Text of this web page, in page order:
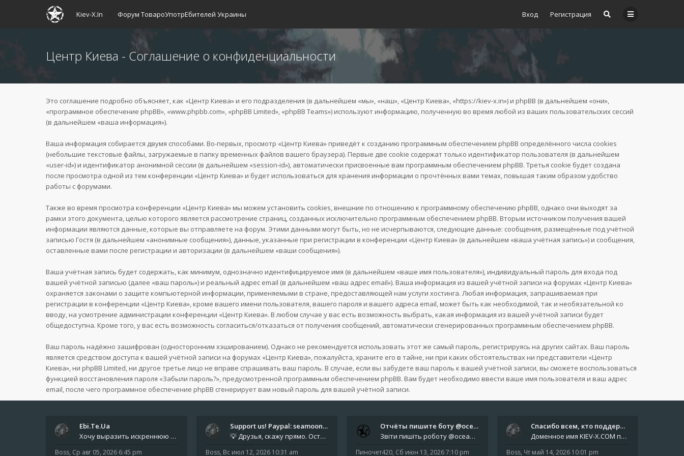
Вход Регистрация
Kiev-X.In Форум ТовароУпотрЕбителей Украины
Центр Киева - Соглашение о конфиденциальности
Это соглашение подробно объясняет, как «Центр Киева» и его подразделения (в дальнейшем «мы», «наш», «Центр Киева», «https://kiev-x.in») и phpBB (в дальнейшем «они»,
«программное обеспечение phpBB», «www.phpbb.com», «phpBB Limited», «phpBB Teams») используют информацию, полученную во время любой из ваших пользовательских сессий
(в дальнейшем «ваша информация»).
Ваша информация собирается двумя способами. Во-первых, просмотр «Центр Киева» приведёт к созданию программным обеспечением phpBB определённого числа cookies
(небольшие текстовые файлы, загружаемые в папку временных файлов вашего браузера). Первые две cookie содержат только идентификатор пользователя (в дальнейшем
«user-id») и идентификатор анонимной сессии (в дальнейшем «session-id»), автоматически присвоенные вам программным обеспечением phpBB. Третья cookie будет создана
после просмотра одной из тем конференции «Центр Киева» и будет использоваться для хранения информации о прочтённых вами темах, повышая таким образом удобство
работы с форумами.
Также во время просмотра конференции «Центр Киева» мы можем установить cookies, внешние по отношению к программному обеспечению phpBB, однако они выходят за
рамки этого документа, целью которого является рассмотрение страниц, созданных исключительно программным обеспечением phpBB. Вторым источником получения вашей
информации являются данные, которые вы отправляете на форум. Этими данными могут быть, но не исчерпываются, следующие данные: сообщения, размещённые под учётной
записью Гостя (в дальнейшем «анонимные сообщения»), данные, указанные при регистрации в конференции «Центр Киева» (в дальнейшем «ваша учётная запись») и сообщения,
оставленные вами после регистрации и авторизации (в дальнейшем «ваши сообщения»).
Ваша учётная запись будет содержать, как минимум, однозначно идентифицируемое имя (в дальнейшем «ваше имя пользователя»), индивидуальный пароль для входа под
вашей учётной записью (далее «ваш пароль») и реальный адрес email (в дальнейшем «ваш адрес email»). Ваша информация из вашей учётной записи на форумах «Центр Киева»
охраняется законами о защите компьютерной информации, применяемыми в стране, предоставляющей нам услуги хостинга. Любая информация, запрашиваемая при
регистрации в конференции «Центр Киева», кроме вашего имени пользователя, вашего пароля и вашего адреса email, может быть как необходимой, так и необязательной ко
вводу, на усмотрение администрации конференции «Центр Киева». В любом случае у вас есть возможность выбрать, какая информация из вашей учётной записи будет
общедоступна. Кроме того, у вас есть возможность согласиться/отказаться от получения сообщений, автоматически сгенерированных программным обеспечением phpBB.
Ваш пароль надёжно зашифрован (односторонним хэшированием). Однако не рекомендуется использовать этот же самый пароль, регистрируясь на других сайтах. Ваш пароль
является средством доступа к вашей учётной записи на форумах «Центр Киева», пожалуйста, храните его в тайне, ни при каких обстоятельствах ни представители «Центр
Киева», ни phpBB Limited, ни другое третье лицо не вправе спрашивать ваш пароль. В случае, если вы забудете ваш пароль к вашей учётной записи, вы сможете воспользоваться
функцией восстановления пароля «Забыли пароль?», предусмотренной программным обеспечением phpBB. Вам будет необходимо ввести ваше имя пользователя и ваш адрес
email, после чего программное обеспечение phpBB сгенерирует вам новый пароль для вашей учётной записи.
Ebi.Te.Ua
Хочу выразить искреннюю благодарность всем анонимным пользователям, которые поддержали наше сообщество финансово. Благод
Boss, Ср авг 05, 2026 6:45 pm
Support us! Paypal: seamoonpa…
💡 Друзья, скажу прямо. Осталось мало времени. За это время нам нужно закрыть последние обязательные расходы: около 500
Boss, Вс июл 12, 2026 10:31 am
Отчёты пишите боту @oceanfish…
Звіти пишіть роботу @oceanfishbotbot Друзі, важливе повідомлення для учасників форума. Основне звернення опублікован
Пиночет420, Сб июн 13, 2026 7:10 pm
Спасибо всем, кто поддерживае…
Доменное имя KIEV-X.COM продлено до третьей декады августа 2027 года! Спасибо всем анонимным пользователям, которые по
Boss, Чт май 14, 2026 10:01 pm